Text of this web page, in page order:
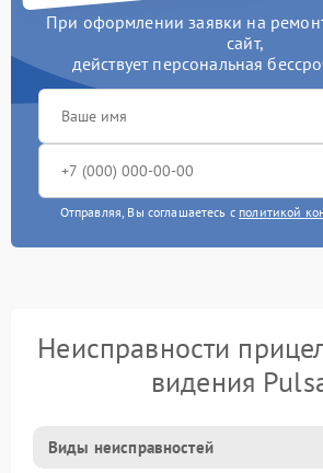
При оформлении заявки на
сайт,
действует персональная
Отправляя, Вы соглашаетесь с политикой
Неисправности
видения
Виды неисправностей